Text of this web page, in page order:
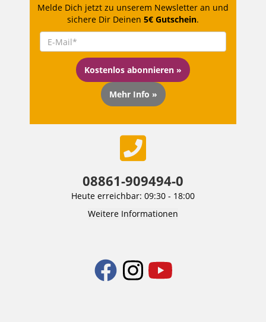
Melde Dich jetzt zu unserem Newsletter an und
sichere Dir Deinen 5€ Gutschein.
Kostenlos abonnieren »
Mehr Info »
08861-909494-0
Heute erreichbar: 09:30 - 18:00
Weitere Informationen